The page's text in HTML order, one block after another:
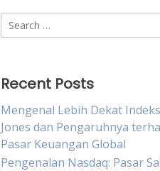
Search
for:
Recent Posts
Mengenal Lebih Dekat
Jones dan Pengaruhnya
Pasar Keuangan Global
Pengenalan Nasdaq: Pasar